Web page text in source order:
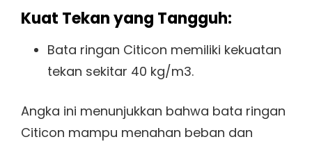
Kuat Tekan yang Tangguh:
Bata ringan Citicon memiliki kekuatan
tekan sekitar 40 kg/m3.
Angka ini menunjukkan bahwa bata ringan
Citicon mampu menahan beban dan